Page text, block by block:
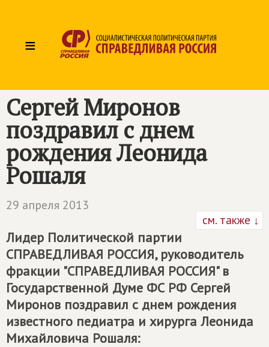
≡
Сергей Миронов
поздравил с днем
рождения Леонида
Рошаля
29 апреля 2013
см. также ↓
Лидер Политической партии
СПРАВЕДЛИВАЯ РОССИЯ, руководитель
фракции "СПРАВЕДЛИВАЯ РОССИЯ" в
Государственной Думе ФС РФ Сергей
Миронов поздравил с днем рождения
известного педиатра и хирурга Леонида
Михайловича Рошаля: